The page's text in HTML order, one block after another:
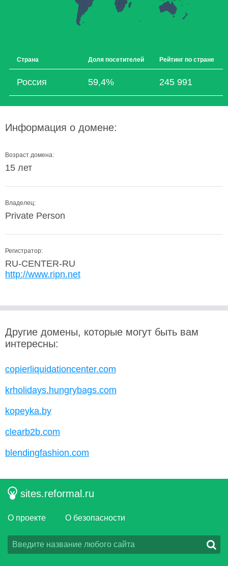
Страна Доля посетителей Рейтинг по стране
Россия 59,4% 245 991
Информация о домене:
Возраст домена:
15 лет
Владелец:
Private Person
Регистратор:
RU-CENTER-RU
http://www.ripn.net
Другие домены, которые могут быть вам
интересны:
copierliquidationcenter.com
krholidays.hungrybags.com
kopeyka.by
clearb2b.com
blendingfashion.com
sites.reformal.ru
О проекте О безопасности